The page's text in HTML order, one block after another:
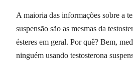
A maioria das informações sobre a
suspensão são as mesmas da
ésteres em geral. Por quê? Bem,
ninguém usando testosterona